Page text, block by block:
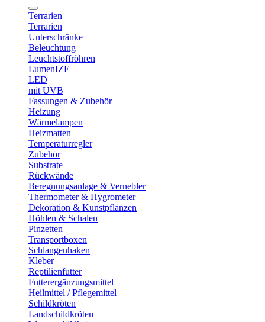
Terrarien
Terrarien
Unterschränke
Beleuchtung
Leuchtstoffröhren
LumenIZE
LED
mit UVB
Fassungen & Zubehör
Heizung
Wärmelampen
Heizmatten
Temperaturregler
Zubehör
Substrate
Rückwände
Beregnungsanlage & Vernebler
Thermometer & Hygrometer
Dekoration & Kunstpflanzen
Höhlen & Schalen
Pinzetten
Transportboxen
Schlangenhaken
Kleber
Reptilienfutter
Futterergänzungsmittel
Heilmittel / Pflegemittel
Schildkröten
Landschildkröten